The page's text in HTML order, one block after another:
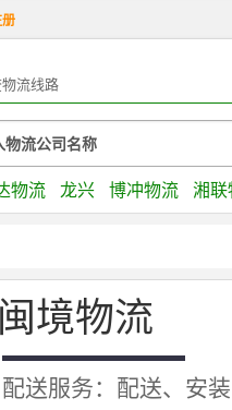
流线路
物流 龙兴 博冲物流 湘联
闽境物流
配送服务：配送、安装